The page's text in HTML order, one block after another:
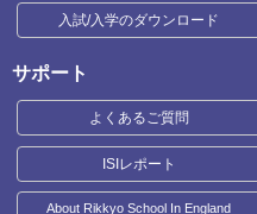
入試/入学のダウンロード
サポート
よくあるご質問
ISIレポート
About Rikkyo School In England